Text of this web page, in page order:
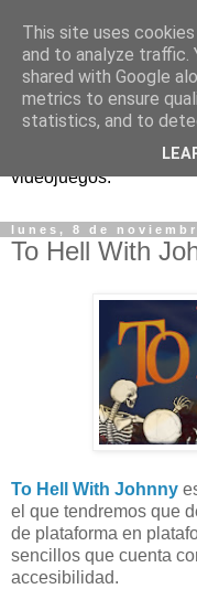
Análisis, noticias y
videojuegos.
lunes, 8 de
To Hell With
To Hell With Johnny
el que tendremos que
de plataforma en
sencillos que cuenta
accesibilidad.
This site uses
and to analyze traffic.
shared with Google
metrics to ensure
statistics, and to